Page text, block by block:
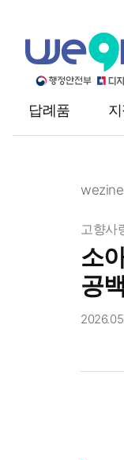
메
답례품
wezine
고향사
소
공